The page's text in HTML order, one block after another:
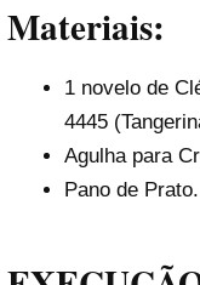
Materiais:
1 novelo de
4445
Agulha para
Pano de Prato.